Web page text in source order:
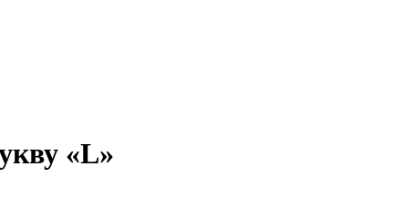
«L»